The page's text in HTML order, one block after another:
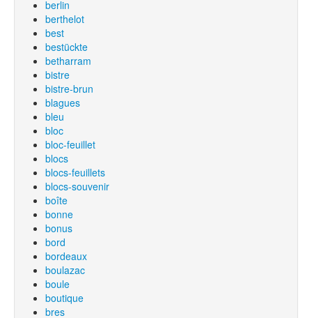
berlin
berthelot
best
bestückte
betharram
bistre
bistre-brun
blagues
bleu
bloc
bloc-feuillet
blocs
blocs-feuillets
blocs-souvenir
boîte
bonne
bonus
bord
bordeaux
boulazac
boule
boutique
bres